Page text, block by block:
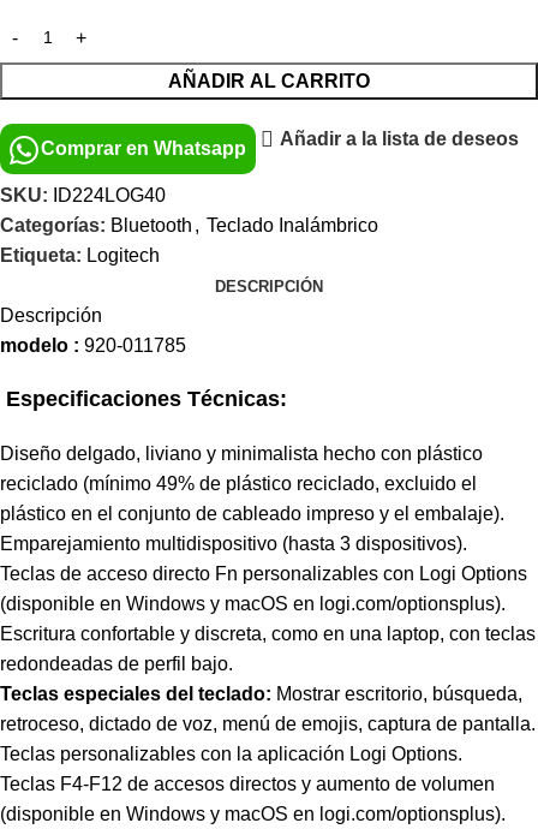
AÑADIR AL CARRITO
Comprar en Whatsapp Añadir a la lista de deseos
SKU:
ID224LOG40
Categorías: Bluetooth , Teclado Inalámbrico
Etiqueta: Logitech
DESCRIPCIÓN
Descripción
modelo : 920-011785
Especificaciones Técnicas:
Diseño delgado, liviano y minimalista hecho con plástico
reciclado (mínimo 49% de plástico reciclado, excluido el
plástico en el conjunto de cableado impreso y el embalaje).
Emparejamiento multidispositivo (hasta 3 dispositivos).
Teclas de acceso directo Fn personalizables con Logi Options
(disponible en Windows y macOS en logi.com/optionsplus).
Escritura confortable y discreta, como en una laptop, con teclas
redondeadas de perfil bajo.
Teclas especiales del teclado: Mostrar escritorio, búsqueda,
retroceso, dictado de voz, menú de emojis, captura de pantalla.
Teclas personalizables con la aplicación Logi Options.
Teclas F4-F12 de accesos directos y aumento de volumen
(disponible en Windows y macOS en logi.com/optionsplus).